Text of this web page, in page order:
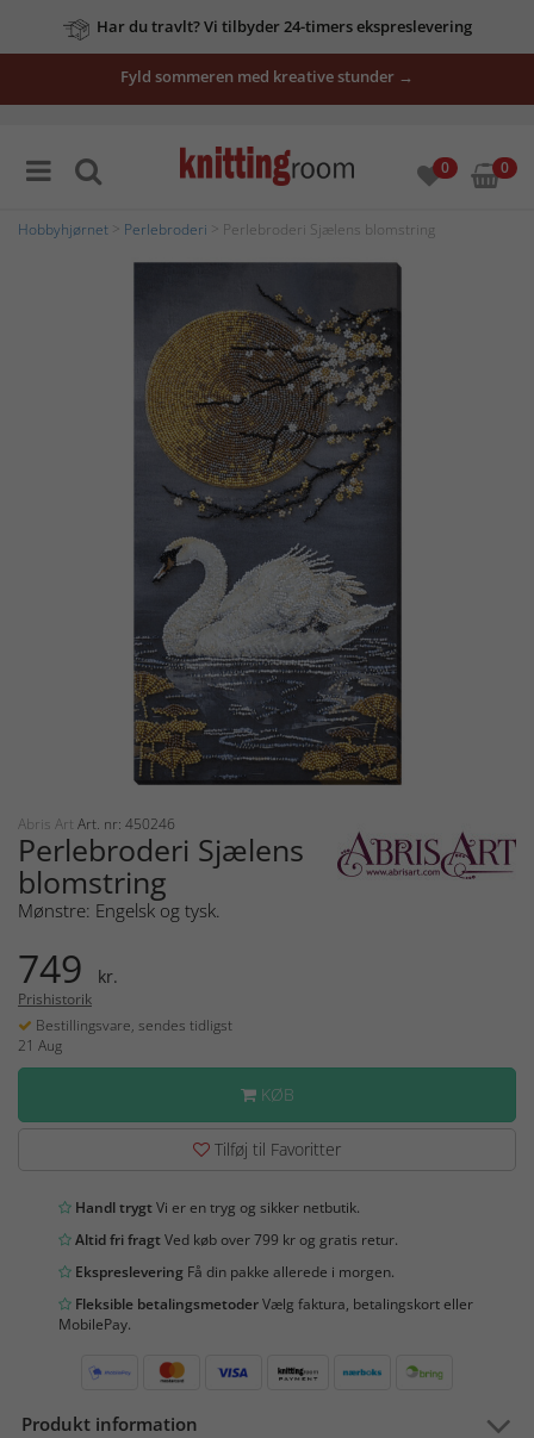
Har du travlt? Vi tilbyder 24-timers ekspreslevering
Fyld sommeren med kreative stunder →
0 0
Hobbyhjørnet Perlebroderi > Perlebroderi Sjælens blomstring
Abris Art Art. nr: 450246
Perlebroderi Sjælens
blomstring
Mønstre: Engelsk og tysk.
749 kr.
Prishistorik
Bestillingsvare, sendes tidligst
21 Aug
KØB
Tilføj til Favoritter
Handl trygtVi er en tryg og sikker netbutik.
Altid fri fragtVed køb over 799 kr og gratis retur.
Ekspreslevering Få din pakke allerede i morgen.
Fleksible betalingsmetoderVælg faktura, betalingskort eller
MobilePay.
Produkt information